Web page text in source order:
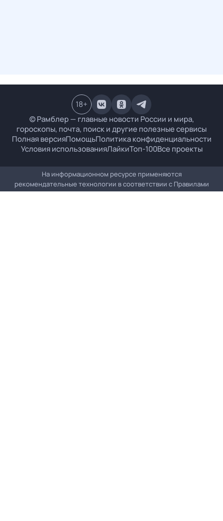
© Рамблер — главные новости России и мира,
гороскопы, почта, поиск и другие полезные сервисы
Полная версияПомощьПолитика конфиденциальности
Условия использованияЛайкиТоп-100Все проекты
18+
На информационном ресурсе применяются
рекомендательные технологии в соответствии с Правилами